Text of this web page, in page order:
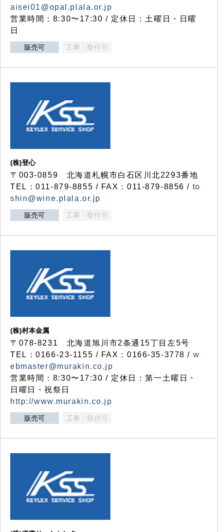
aisei01@opal.plala.or.jp
営業時間：8:30〜17:30 / 定休日：土曜日・日曜
日
販売可 工事・取付可
(株)登心
〒003-0859 北海道札幌市白石区川北2293番地
TEL：011-879-8855 / FAX：011-879-8856 / to
shin@wine.plala.or.jp
販売可 工事・取付可
(株)村本金属
〒078-8231 北海道旭川市2条通15丁目左5号
TEL：0166-23-1155 / FAX：0166-35-3778 / w
ebmaster@murakin.co.jp
営業時間：8:30〜17:30 / 定休日：第一土曜日・
日曜日・祝祭日
http://www.murakin.co.jp
販売可 工事・取付可